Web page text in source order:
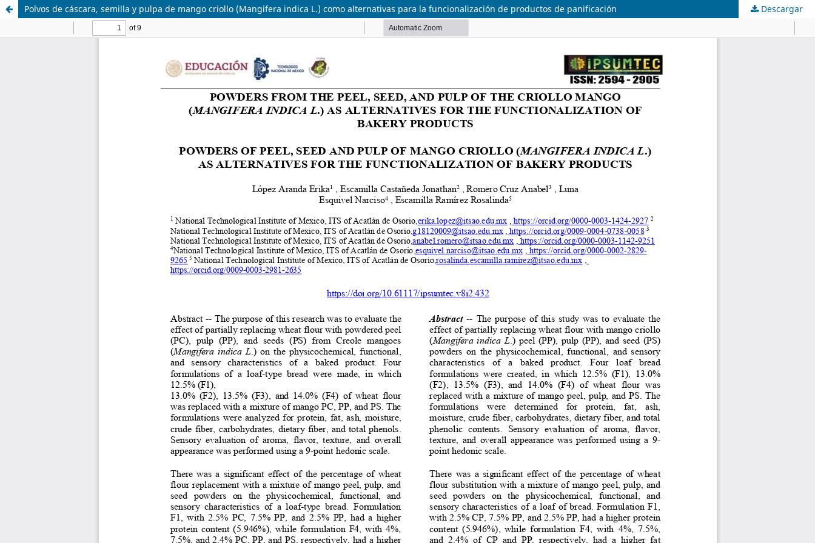
Polvos de cáscara, semilla y pulpa de mango criollo (Mangifera indica L.) como alternativas para la funcionalización de productos de panificación Descargar